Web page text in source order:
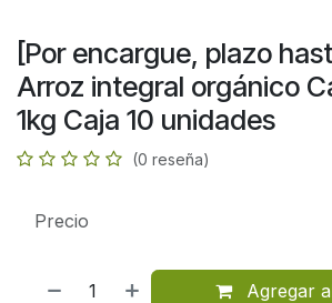
[Por encargue, plazo
Arroz integral orgánico
1kg Caja 10 unidades
(0 reseña)
Agregar
Precio